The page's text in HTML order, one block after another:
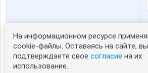
Статистика портрета:
сейчас просматривают портрет -1
зарегистрированные пользователи
На информационном ресурсе
cookie-файлы. Оставаясь на сайте, вы
подтверждаете свое согласие на их
использование.